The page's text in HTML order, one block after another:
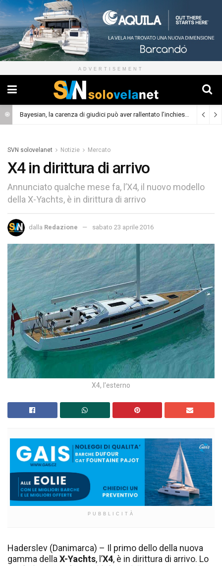
ADVERTISEMENT
Bayesian, la carenza di giudici può aver rallentato l’inchiesta (Cronaca)
SVN solovelanet Notizie Mercato
X4 in dirittura di arrivo
Annunciato qualche mese fa, l’X4, il nuovo modello
della X-Yachts, è in dirittura di arrivo
dalla Redazione sabato 23 aprile 2016
X4, l'esterno
PUBBLICITÀ
Haderslev (Danimarca) – Il primo dello della nuova
gamma della X-Yachts, l’X4, è in dirittura di arrivo. Lo